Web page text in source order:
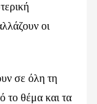
οι
σε όλη τη
το θέμα και τα